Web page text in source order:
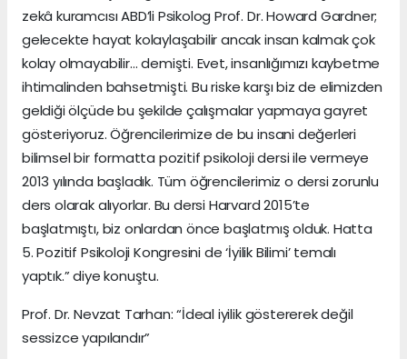
zekâ kuramcısı ABD’li Psikolog Prof. Dr. Howard Gardner;
gelecekte hayat kolaylaşabilir ancak insan kalmak çok
kolay olmayabilir… demişti. Evet, insanlığımızı kaybetme
ihtimalinden bahsetmişti. Bu riske karşı biz de elimizden
geldiği ölçüde bu şekilde çalışmalar yapmaya gayret
gösteriyoruz. Öğrencilerimize de bu insani değerleri
bilimsel bir formatta pozitif psikoloji dersi ile vermeye
2013 yılında başladık. Tüm öğrencilerimiz o dersi zorunlu
ders olarak alıyorlar. Bu dersi Harvard 2015’te
başlatmıştı, biz onlardan önce başlatmış olduk. Hatta
5. Pozitif Psikoloji Kongresini de ‘İyilik Bilimi’ temalı
yaptık.” diye konuştu.
Prof. Dr. Nevzat Tarhan: “İdeal iyilik göstererek değil
sessizce yapılandır”